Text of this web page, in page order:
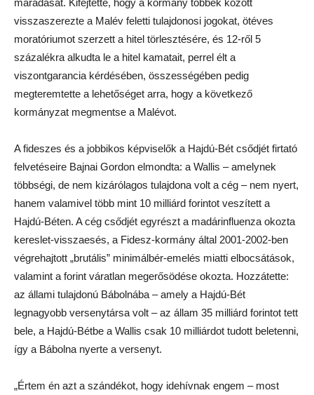
maradását. Kifejtette, hogy a kormány többek között
visszaszerezte a Malév feletti tulajdonosi jogokat, ötéves
moratóriumot szerzett a hitel törlesztésére, és 12-ről 5
százalékra alkudta le a hitel kamatait, perrel élt a
viszontgarancia kérdésében, összességében pedig
megteremtette a lehetőséget arra, hogy a következő
kormányzat megmentse a Malévot.
A fideszes és a jobbikos képviselők a Hajdú-Bét csődjét firtató
felvetéseire Bajnai Gordon elmondta: a Wallis – amelynek
többségi, de nem kizárólagos tulajdona volt a cég – nem nyert,
hanem valamivel több mint 10 milliárd forintot veszített a
Hajdú-Béten. A cég csődjét egyrészt a madárinfluenza okozta
kereslet-visszaesés, a Fidesz-kormány által 2001-2002-ben
végrehajtott „brutális” minimálbér-emelés miatti elbocsátások,
valamint a forint váratlan megerősödése okozta. Hozzátette:
az állami tulajdonú Bábolnába – amely a Hajdú-Bét
legnagyobb versenytársa volt – az állam 35 milliárd forintot tett
bele, a Hajdú-Bétbe a Wallis csak 10 milliárdot tudott beletenni,
így a Bábolna nyerte a versenyt.
„Értem én azt a szándékot, hogy idehívnak engem – most